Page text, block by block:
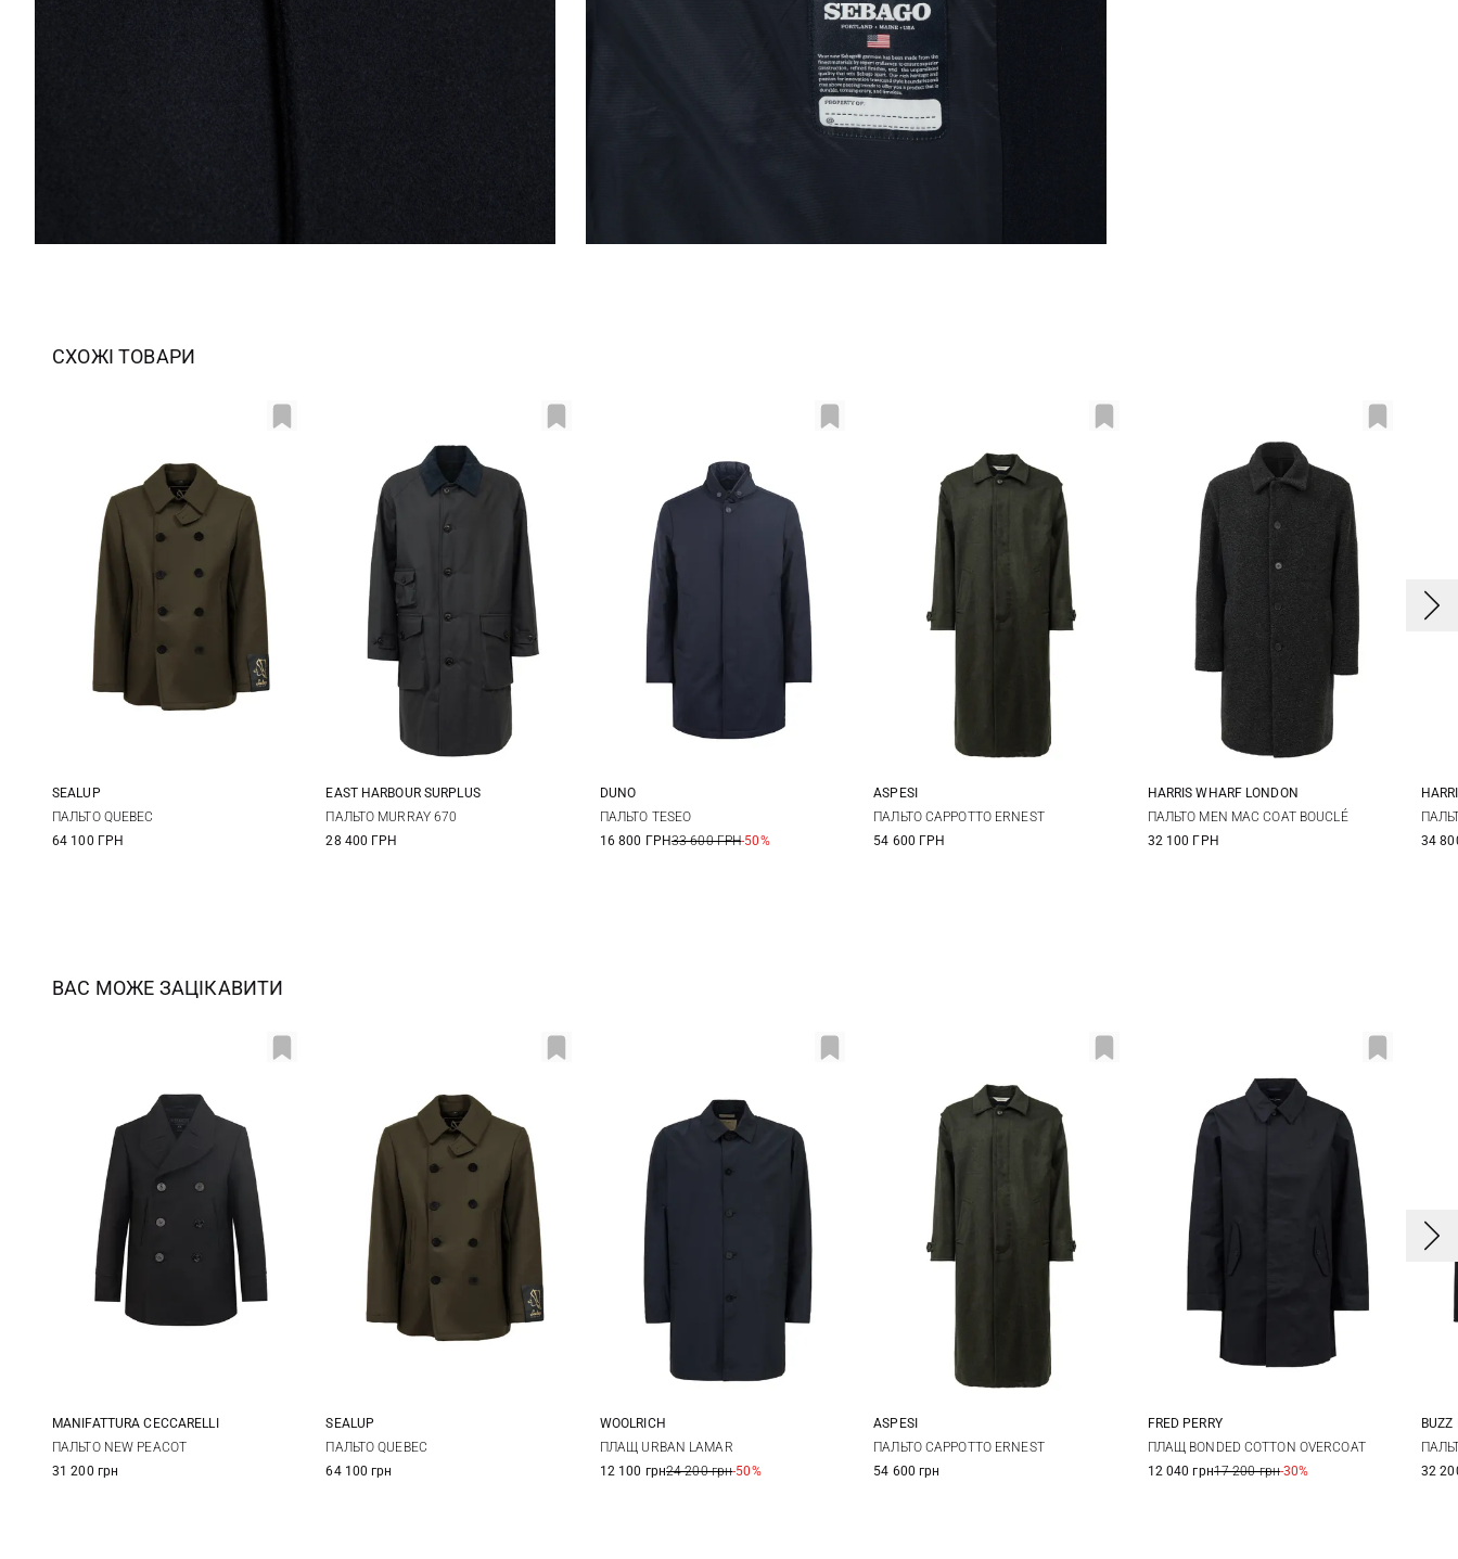
СХОЖІ ТОВАРИ
50 52
SEALUP
ПАЛЬТО QUEBEC
64 100 ГРН
48 50
EAST HARBOUR SURPLUS
ПАЛЬТО MURRAY 670
28 400 ГРН
48 50
DUNO
ПАЛЬТО TESEO
16 800 ГРН33 600 ГРН-50%
M L XL
ASPESI
ПАЛЬТО CAPPOTTO ERNEST
54 600 ГРН
48 50 52
HARRIS WHARF LONDON
ПАЛЬТО MEN MAC COAT BOUCLÉ
32 100 ГРН
34
ВАС МОЖЕ ЗАЦІКАВИТИ
40 42
MANIFATTURA CECCARELLI
ПАЛЬТО NEW PEACOT
31 200 грн
50 52
SEALUP
ПАЛЬТО QUEBEC
64 100 грн
M L
WOOLRICH
ПЛАЩ URBAN LAMAR
12 100 грн24 200 грн-50%
M L XL
ASPESI
ПАЛЬТО CAPPOTTO ERNEST
54 600 грн
M L XL
FRED PERRY
ПЛАЩ BONDED COTTON OVERCOAT
12 040 грн17 200 грн-30%
BUZZ
32